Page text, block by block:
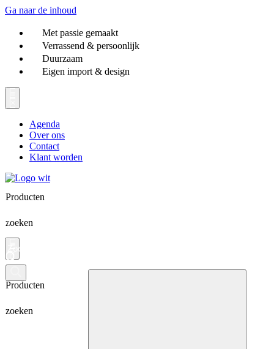
Ga naar de inhoud
Met passie gemaakt
Verrassend & persoonlijk
Duurzaam
Eigen import & design
Agenda
Over ons
Contact
Klant worden
Producten
zoeken
Producten
zoeken